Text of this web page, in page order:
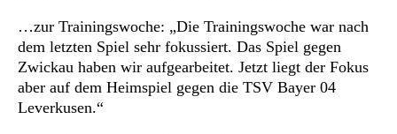
…zur Trainingswoche: „Die Trainingswoche war nach
dem letzten Spiel sehr fokussiert. Das Spiel gegen
Zwickau haben wir aufgearbeitet. Jetzt liegt der Fokus
aber auf dem Heimspiel gegen die TSV Bayer 04
Leverkusen.“